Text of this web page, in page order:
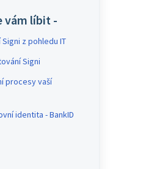
vám líbit -
z pohledu IT
Signi
procesy vaší
identita - BankID